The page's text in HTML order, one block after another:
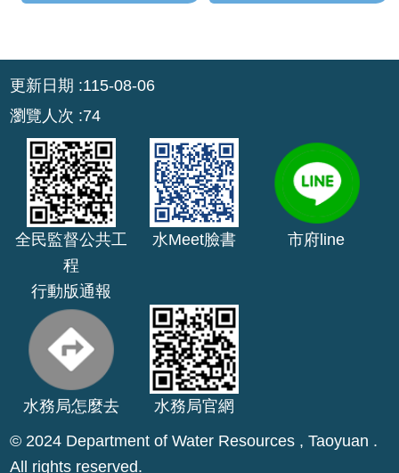
私
網
放
告
更新日期
115-08-06
瀏覽人次
74
全民監督公共工
程
行動版通報
水Meet臉書 市府line
水務局怎麼去
水務局官網
© 2024 Department of Water Resources , Taoyuan .
All rights reserved.